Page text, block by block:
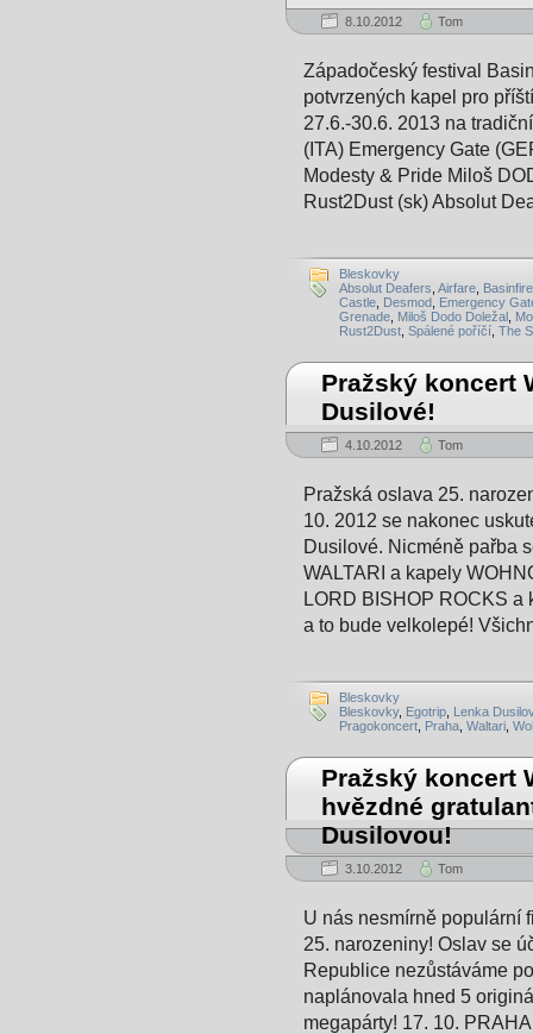
8.10.2012 Tom
Západočeský festival
potvrzených kapel pro
27.6.-30.6. 2013 na
(ITA) Emergency Gate
Modesty & Pride Miloš
Rust2Dust (sk) Absolut
Bleskovky
Absolut Deafers Airfare
Castle Desmod Emergency
Grenade Miloš Dodo Doležal
Rust2Dust Spálené poříčí The
Pražský koncert
Dusilové!
4.10.2012 Tom
Pražská oslava 25.
10. 2012 se nakonec
Dusilové. Nicméně pařba
WALTARI a kapely
LORD BISHOP ROCKS a
a to bude velkolepé!
Bleskovky
Bleskovky, Egotrip Lenka
Pragokoncert Praha Waltari
Pražský koncert
hvězdné
Dusilovou!
3.10.2012 Tom
U nás nesmírně populární
25. narozeniny! Oslav se
Republice nezůstáváme
naplánovala hned 5
megapárty! 17. 10.